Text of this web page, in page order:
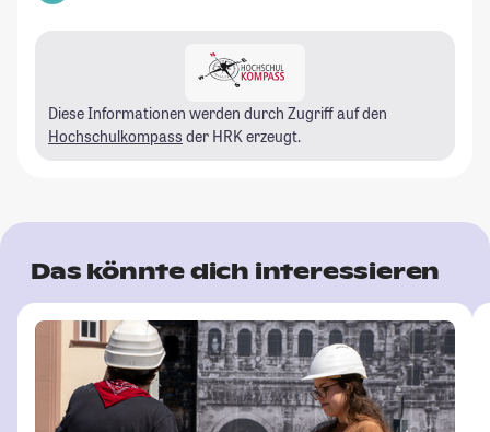
Diese Informationen werden durch Zugriff auf den
Hochschulkompass der HRK erzeugt.
Das könnte dich interessieren